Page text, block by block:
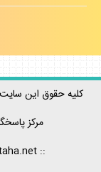
كليه حقوق اين سايت
مركز
::